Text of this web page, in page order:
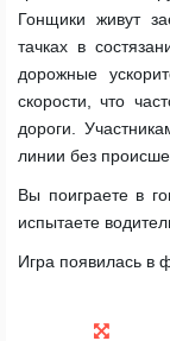
Гонщики живут
тачках в
дорожные
скорости, что
дороги.
линии без
Вы поиграете в
испытаете
Игра появилась в